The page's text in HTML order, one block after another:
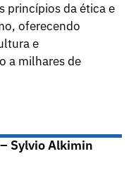
princípios da ética e
oferecendo
e
a milhares de
Sylvio Alkimin